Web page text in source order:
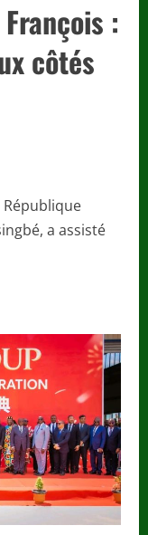
:
côtés
République
a assisté